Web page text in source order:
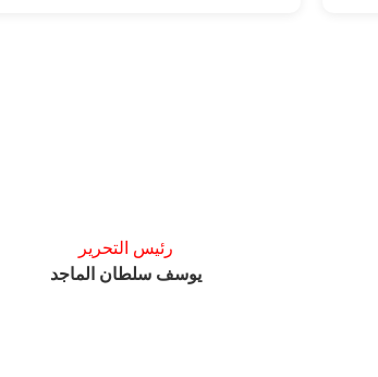
رئيس التحرير
يوسف سلطان الماجد